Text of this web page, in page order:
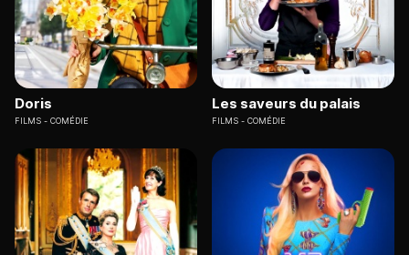
Doris
FILMS COMÉDIE
Les saveurs du palais
FILMS COMÉDIE